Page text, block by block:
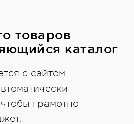
товаров
каталог
с сайтом
грамотно